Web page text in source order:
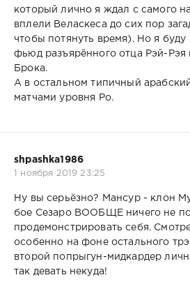
который лично я ждал с самого
вплели Веласкеса до сих пор
чтобы потянуть время). Но я буду
фьюд разъярённого отца Рэй-Рэя
Брока.
А в остальном типичный
матчами уровня Ро.
shpashka1986
1 ноября 2019 23:25
Ну вы серьёзно? Мансур - клон
бое Сезаро ВООБЩЕ ничего не
продемонстрировать себя.
особенно на фоне остального
второй попрыгун-мидкардер
так девать некуда!